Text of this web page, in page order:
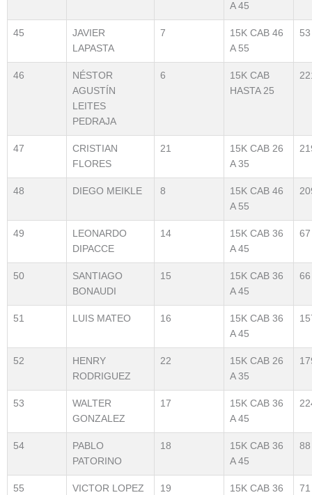
A 45
45
JAVIER
LAPASTA
7
15K CAB 46
A 55
53
46
NÉSTOR
AGUSTÍN
LEITES
PEDRAJA
6
15K CAB
HASTA 25
47
CRISTIAN
FLORES
21
15K CAB 26
A 35
48 DIEGO MEIKLE 8
15K CAB 46
A 55
49
LEONARDO
DIPACCE
14
15K CAB 36
A 45
67
50
SANTIAGO
BONAUDI
15
15K CAB 36
A 45
66
51 LUIS MATEO 16
15K CAB 36
A 45
52
HENRY
RODRIGUEZ
22
15K CAB 26
A 35
53
WALTER
GONZALEZ
17
15K CAB 36
A 45
54
PABLO
PATORINO
18
15K CAB 36
A 45
88
55 VICTOR LOPEZ 19 15K CAB 36 71